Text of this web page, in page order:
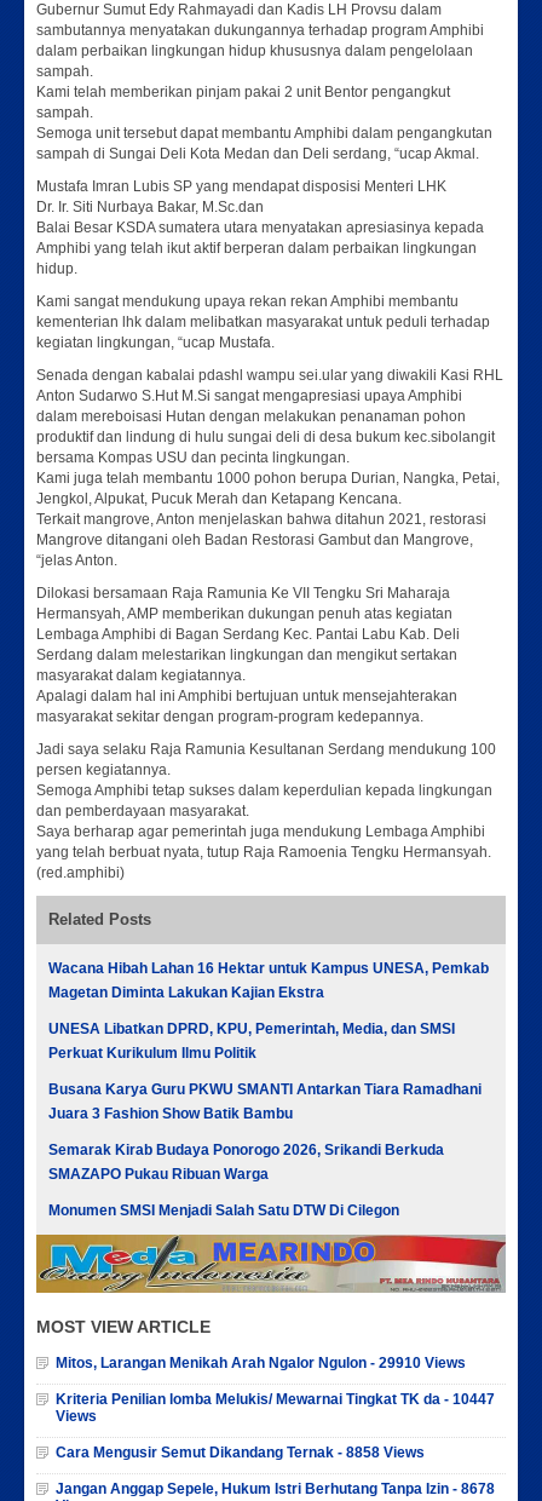
Gubernur Sumut Edy Rahmayadi dan Kadis LH Provsu dalam
sambutannya menyatakan dukungannya terhadap program Amphibi
dalam perbaikan lingkungan hidup khususnya dalam pengelolaan
sampah.
Kami telah memberikan pinjam pakai 2 unit Bentor pengangkut
sampah.
Semoga unit tersebut dapat membantu Amphibi dalam pengangkutan
sampah di Sungai Deli Kota Medan dan Deli serdang, “ucap Akmal.
Mustafa Imran Lubis SP yang mendapat disposisi Menteri LHK
Dr. Ir. Siti Nurbaya Bakar, M.Sc.dan
Balai Besar KSDA sumatera utara menyatakan apresiasinya kepada
Amphibi yang telah ikut aktif berperan dalam perbaikan lingkungan
hidup.
Kami sangat mendukung upaya rekan rekan Amphibi membantu
kementerian lhk dalam melibatkan masyarakat untuk peduli terhadap
kegiatan lingkungan, “ucap Mustafa.
Senada dengan kabalai pdashl wampu sei.ular yang diwakili Kasi RHL
Anton Sudarwo S.Hut M.Si sangat mengapresiasi upaya Amphibi
dalam mereboisasi Hutan dengan melakukan penanaman pohon
produktif dan lindung di hulu sungai deli di desa bukum kec.sibolangit
bersama Kompas USU dan pecinta lingkungan.
Kami juga telah membantu 1000 pohon berupa Durian, Nangka, Petai,
Jengkol, Alpukat, Pucuk Merah dan Ketapang Kencana.
Terkait mangrove, Anton menjelaskan bahwa ditahun 2021, restorasi
Mangrove ditangani oleh Badan Restorasi Gambut dan Mangrove,
“jelas Anton.
Dilokasi bersamaan Raja Ramunia Ke VII Tengku Sri Maharaja
Hermansyah, AMP memberikan dukungan penuh atas kegiatan
Lembaga Amphibi di Bagan Serdang Kec. Pantai Labu Kab. Deli
Serdang dalam melestarikan lingkungan dan mengikut sertakan
masyarakat dalam kegiatannya.
Apalagi dalam hal ini Amphibi bertujuan untuk mensejahterakan
masyarakat sekitar dengan program-program kedepannya.
Jadi saya selaku Raja Ramunia Kesultanan Serdang mendukung 100
persen kegiatannya.
Semoga Amphibi tetap sukses dalam keperdulian kepada lingkungan
dan pemberdayaan masyarakat.
Saya berharap agar pemerintah juga mendukung Lembaga Amphibi
yang telah berbuat nyata, tutup Raja Ramoenia Tengku Hermansyah.
(red.amphibi)
Related Posts
Wacana Hibah Lahan 16 Hektar untuk Kampus UNESA, Pemkab
Magetan Diminta Lakukan Kajian Ekstra
UNESA Libatkan DPRD, KPU, Pemerintah, Media, dan SMSI
Perkuat Kurikulum Ilmu Politik
Busana Karya Guru PKWU SMANTI Antarkan Tiara Ramadhani
Juara 3 Fashion Show Batik Bambu
Semarak Kirab Budaya Ponorogo 2026, Srikandi Berkuda
SMAZAPO Pukau Ribuan Warga
Monumen SMSI Menjadi Salah Satu DTW Di Cilegon
MOST VIEW ARTICLE
Mitos, Larangan Menikah Arah Ngalor Ngulon - 29910 Views
Kriteria Penilian lomba Melukis/ Mewarnai Tingkat TK da - 10447
Views
Cara Mengusir Semut Dikandang Ternak - 8858 Views
Jangan Anggap Sepele, Hukum Istri Berhutang Tanpa Izin - 8678